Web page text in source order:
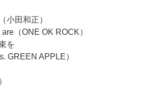
小田和正）
（ONE OK ROCK）
を
GREEN APPLE）